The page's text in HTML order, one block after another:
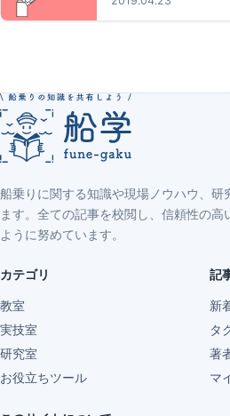
船乗りに関する知識や現場ノウハウ、研
ます。全ての記事を校閲し、信頼性の高
ように努めています。
カテゴリ
教室
実技室
研究室
お役立ちツール
記
新
タ
著
マ